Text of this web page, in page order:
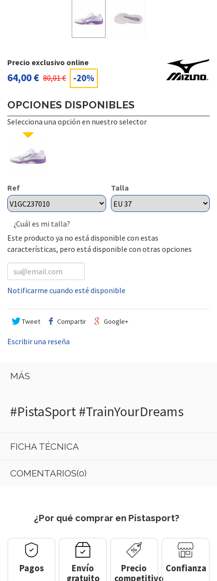
Precio exclusivo online
64,00 € 80,01 € -20%
OPCIONES DISPONIBLES
Selecciona una opción en nuestro selector
Ref Talla
¿Cuál es mi talla?
Este producto ya no está disponible con estas
características, pero está disponible con otras opciones
Notificarme cuando esté disponible
Tweet Compartir Google+
Escribir una reseña
MÁS
#PistaSport #TrainYourDreams
FICHA TÉCNICA
COMENTARIOS(0)
¿Por qué comprar en Pistasport?
Pagos
Envío
gratuito
Precio
competitivo
Confianza